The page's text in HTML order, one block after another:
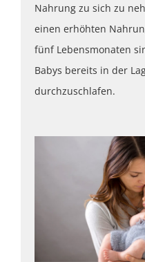
Nahrung zu sich zu
einen erhöhten
fünf Lebensmonaten
Babys bereits in der
durchzuschlafen.